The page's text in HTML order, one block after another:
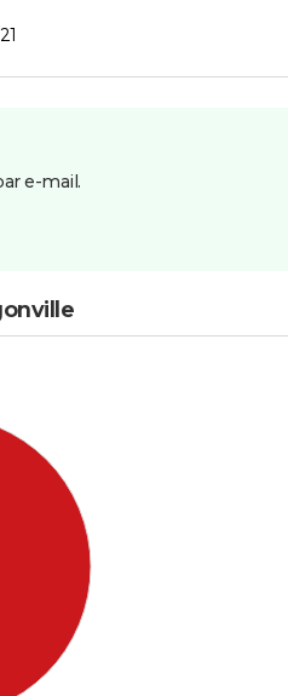
e-mail.